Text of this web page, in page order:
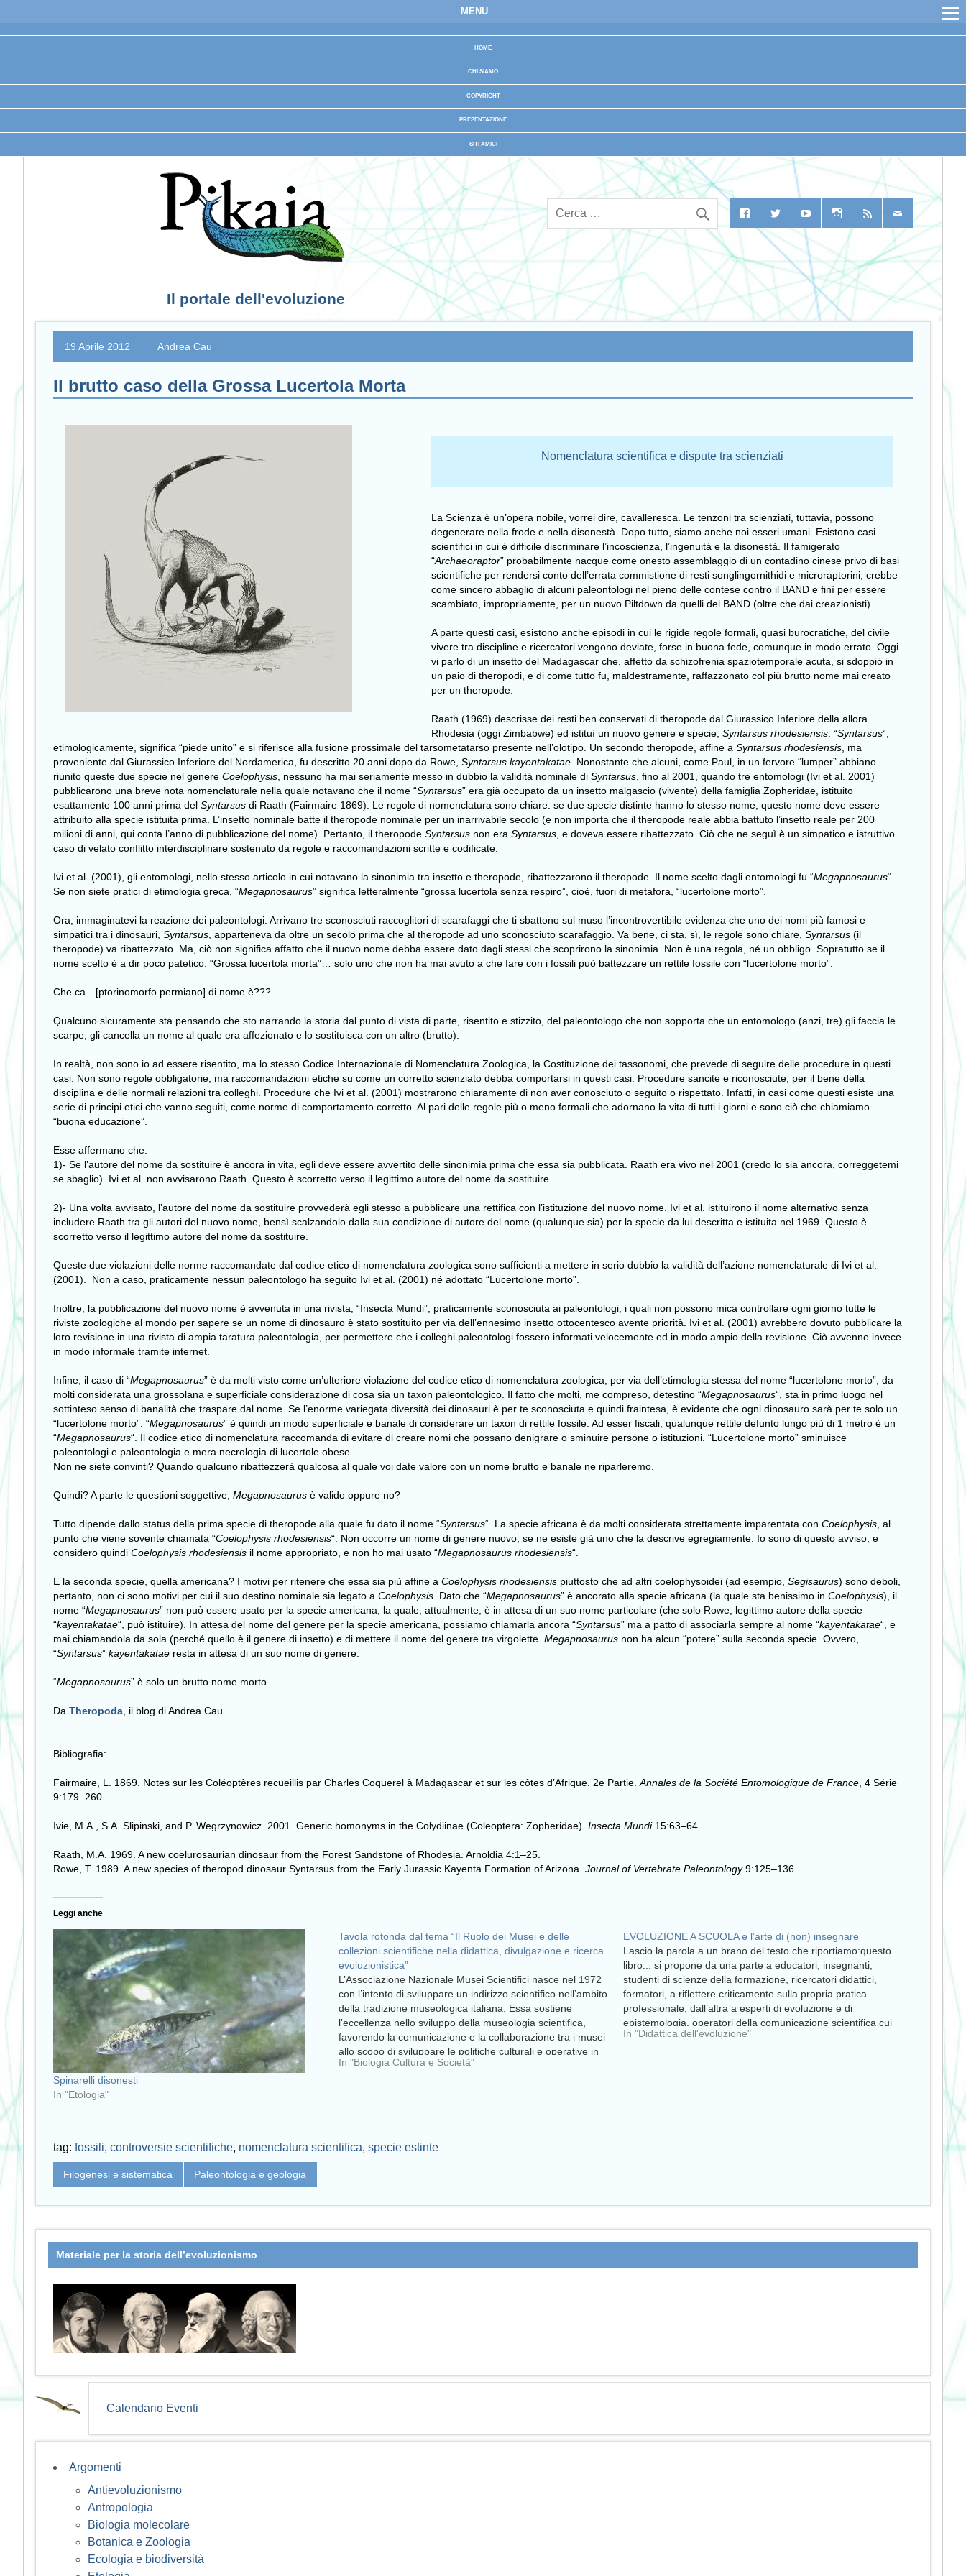
MENU
HOME
CHI SIAMO
COPYRIGHT
PRESENTAZIONE
SITI AMICI
Il portale dell'evoluzione
19 Aprile 2012 Andrea Cau
Il brutto caso della Grossa Lucertola Morta
Nomenclatura scientifica e dispute tra scienziati
La Scienza è un’opera nobile, vorrei dire, cavalleresca. Le tenzoni tra scienziati, tuttavia, possono
degenerare nella frode e nella disonestà. Dopo tutto, siamo anche noi esseri umani. Esistono casi
scientifici in cui è difficile discriminare l’incoscienza, l’ingenuità e la disonestà. Il famigerato
“Archaeoraptor” probabilmente nacque come onesto assemblaggio di un contadino cinese privo di basi
scientifiche per rendersi conto dell’errata commistione di resti songlingornithidi e microraptorini, crebbe
come sincero abbaglio di alcuni paleontologi nel pieno delle contese contro il BAND e finì per essere
scambiato, impropriamente, per un nuovo Piltdown da quelli del BAND (oltre che dai creazionisti).
A parte questi casi, esistono anche episodi in cui le rigide regole formali, quasi burocratiche, del civile
vivere tra discipline e ricercatori vengono deviate, forse in buona fede, comunque in modo errato. Oggi
vi parlo di un insetto del Madagascar che, affetto da schizofrenia spaziotemporale acuta, si sdoppiò in
un paio di theropodi, e di come tutto fu, maldestramente, raffazzonato col più brutto nome mai creato
per un theropode.
Raath (1969) descrisse dei resti ben conservati di theropode dal Giurassico Inferiore della allora
Rhodesia (oggi Zimbabwe) ed istituì un nuovo genere e specie,Syntarsus rhodesiensis . “Syntarsus“,
etimologicamente, significa “piede unito” e si riferisce alla fusione prossimale del tarsometatarso presente nell’olotipo. Un secondo theropode, affine a Syntarsus rhodesiensis , ma
proveniente dal Giurassico Inferiore del Nordamerica, fu descritto 20 anni dopo da Rowe, Syntarsus kayentakatae . Nonostante che alcuni, come Paul, in un fervore “lumper” abbiano
riunito queste due specie nel genere Coelophysis , nessuno ha mai seriamente messo in dubbio la validità nominale di Syntarsus , fino al 2001, quando tre entomologi (Ivi et al. 2001)
pubblicarono una breve nota nomenclaturale nella quale notavano che il nome “Syntarsus” era già occupato da un insetto malgascio (vivente) della famiglia Zopheridae, istituito
esattamente 100 anni prima del Syntarsus di Raath (Fairmaire 1869). Le regole di nomenclatura sono chiare: se due specie distinte hanno lo stesso nome, questo nome deve essere
attribuito alla specie istituita prima. L’insetto nominale batte il theropode nominale per un inarrivabile secolo (e non importa che il theropode reale abbia battuto l’insetto reale per 200
milioni di anni, qui conta l’anno di pubblicazione del nome). Pertanto, il theropode Syntarsus non era Syntarsus , e doveva essere ribattezzato. Ciò che ne seguì è un simpatico e istruttivo
caso di velato conflitto interdisciplinare sostenuto da regole e raccomandazioni scritte e codificate.
Ivi et al. (2001), gli entomologi, nello stesso articolo in cui notavano la sinonimia tra insetto e theropode, ribattezzarono il theropode. Il nome scelto dagli entomologi fu “Megapnosaurus“.
Se non siete pratici di etimologia greca, “Megapnosaurus” significa letteralmente “grossa lucertola senza respiro”, cioè, fuori di metafora, “lucertolone morto”.
Ora, immaginatevi la reazione dei paleontologi. Arrivano tre sconosciuti raccoglitori di scarafaggi che ti sbattono sul muso l’incontrovertibile evidenza che uno dei nomi più famosi e
simpatici tra i dinosauri, Syntarsus , apparteneva da oltre un secolo prima che al theropode ad uno sconosciuto scarafaggio. Va bene, ci sta, sì, le regole sono chiare, Syntarsus (il
theropode) va ribattezzato. Ma, ciò non significa affatto che il nuovo nome debba essere dato dagli stessi che scoprirono la sinonimia. Non è una regola, né un obbligo. Sopratutto se il
nome scelto è a dir poco patetico. “Grossa lucertola morta”… solo uno che non ha mai avuto a che fare con i fossili può battezzare un rettile fossile con “lucertolone morto”.
Che ca…[ptorinomorfo permiano] di nome è???
Qualcuno sicuramente sta pensando che sto narrando la storia dal punto di vista di parte, risentito e stizzito, del paleontologo che non sopporta che un entomologo (anzi, tre) gli faccia le
scarpe, gli cancella un nome al quale era affezionato e lo sostituisca con un altro (brutto).
In realtà, non sono io ad essere risentito, ma lo stesso Codice Internazionale di Nomenclatura Zoologica, la Costituzione dei tassonomi, che prevede di seguire delle procedure in questi
casi. Non sono regole obbligatorie, ma raccomandazioni etiche su come un corretto scienziato debba comportarsi in questi casi. Procedure sancite e riconosciute, per il bene della
disciplina e delle normali relazioni tra colleghi. Procedure che Ivi et al. (2001) mostrarono chiaramente di non aver conosciuto o seguito o rispettato. Infatti, in casi come questi esiste una
serie di principi etici che vanno seguiti, come norme di comportamento corretto. Al pari delle regole più o meno formali che adornano la vita di tutti i giorni e sono ciò che chiamiamo
“buona educazione”.
Esse affermano che:
1)- Se l’autore del nome da sostituire è ancora in vita, egli deve essere avvertito delle sinonimia prima che essa sia pubblicata. Raath era vivo nel 2001 (credo lo sia ancora, correggetemi
se sbaglio). Ivi et al. non avvisarono Raath. Questo è scorretto verso il legittimo autore del nome da sostituire.
2)- Una volta avvisato, l’autore del nome da sostituire provvederà egli stesso a pubblicare una rettifica con l’istituzione del nuovo nome. Ivi et al. istituirono il nome alternativo senza
includere Raath tra gli autori del nuovo nome, bensì scalzandolo dalla sua condizione di autore del nome (qualunque sia) per la specie da lui descritta e istituita nel 1969. Questo è
scorretto verso il legittimo autore del nome da sostituire.
Queste due violazioni delle norme raccomandate dal codice etico di nomenclatura zoologica sono sufficienti a mettere in serio dubbio la validità dell’azione nomenclaturale di Ivi et al.
(2001). Non a caso, praticamente nessun paleontologo ha seguito Ivi et al. (2001) né adottato “Lucertolone morto”.
Inoltre, la pubblicazione del nuovo nome è avvenuta in una rivista, “Insecta Mundi”, praticamente sconosciuta ai paleontologi, i quali non possono mica controllare ogni giorno tutte le
riviste zoologiche al mondo per sapere se un nome di dinosauro è stato sostituito per via dell’ennesimo insetto ottocentesco avente priorità. Ivi et al. (2001) avrebbero dovuto pubblicare la
loro revisione in una rivista di ampia taratura paleontologia, per permettere che i colleghi paleontologi fossero informati velocemente ed in modo ampio della revisione. Ciò avvenne invece
in modo informale tramite internet.
Infine, il caso di “Megapnosaurus” è da molti visto come un’ulteriore violazione del codice etico di nomenclatura zoologica, per via dell’etimologia stessa del nome “lucertolone morto”, da
molti considerata una grossolana e superficiale considerazione di cosa sia un taxon paleontologico. Il fatto che molti, me compreso, detestino “Megapnosaurus“, sta in primo luogo nel
sottinteso senso di banalità che traspare dal nome. Se l’enorme variegata diversità dei dinosauri è per te sconosciuta e quindi fraintesa, è evidente che ogni dinosauro sarà per te solo un
“lucertolone morto”. “Megapnosaurus” è quindi un modo superficiale e banale di considerare un taxon di rettile fossile. Ad esser fiscali, qualunque rettile defunto lungo più di 1 metro è un
“Megapnosaurus“. Il codice etico di nomenclatura raccomanda di evitare di creare nomi che possano denigrare o sminuire persone o istituzioni. “Lucertolone morto” sminuisce
paleontologi e paleontologia e mera necrologia di lucertole obese.
Non ne siete convinti? Quando qualcuno ribattezzerà qualcosa al quale voi date valore con un nome brutto e banale ne riparleremo.
Quindi? A parte le questioni soggettive, Megapnosaurus è valido oppure no?
Tutto dipende dallo status della prima specie di theropode alla quale fu dato il nome “Syntarsus“. La specie africana è da molti considerata strettamente imparentata con Coelophysis , al
punto che viene sovente chiamata “Coelophysis rhodesiensis“. Non occorre un nome di genere nuovo, se ne esiste già uno che la descrive egregiamente. Io sono di questo avviso, e
considero quindi Coelophysis rhodesiensis il nome appropriato, e non ho mai usato “Megapnosaurus rhodesiensis“.
E la seconda specie, quella americana? I motivi per ritenere che essa sia più affine a Coelophysis rhodesiensis piuttosto che ad altri coelophysoidei (ad esempio, Segisaurus) sono deboli,
pertanto, non ci sono motivi per cui il suo destino nominale sia legato a Coelophysis . Dato che “Megapnosaurus” è ancorato alla specie africana (la quale sta benissimo in Coelophysis), il
nome “Megapnosaurus” non può essere usato per la specie americana, la quale, attualmente, è in attesa di un suo nome particolare (che solo Rowe, legittimo autore della specie
“kayentakatae“, può istituire). In attesa del nome del genere per la specie americana, possiamo chiamarla ancora “Syntarsus” ma a patto di associarla sempre al nome “kayentakatae“, e
mai chiamandola da sola (perché quello è il genere di insetto) e di mettere il nome del genere tra virgolette. Megapnosaurus non ha alcun “potere” sulla seconda specie. Ovvero,
“Syntarsus” kayentakatae resta in attesa di un suo nome di genere.
“Megapnosaurus” è solo un brutto nome morto.
Da Theropoda , il blog di Andrea Cau
Bibliografia:
Fairmaire, L. 1869. Notes sur les Coléoptères recueillis par Charles Coquerel à Madagascar et sur les côtes d’Afrique. 2e Partie. Annales de la Société Entomologique de France , 4 Série
9:179–260.
Ivie, M.A., S.A. Slipinski, and P. Wegrzynowicz. 2001. Generic homonyms in the Colydiinae (Coleoptera: Zopheridae). Insecta Mundi15:63–64.
Raath, M.A. 1969. A new coelurosaurian dinosaur from the Forest Sandstone of Rhodesia. Arnoldia 4:1–25.
Rowe, T. 1989. A new species of theropod dinosaur Syntarsus from the Early Jurassic Kayenta Formation of Arizona. Journal of Vertebrate Paleontology9:125–136.
Leggi anche
Spinarelli disonesti
In "Etologia"
Tavola rotonda dal tema “Il Ruolo dei Musei e delle
collezioni scientifiche nella didattica, divulgazione e ricerca
evoluzionistica”
L’Associazione Nazionale Musei Scientifici nasce nel 1972
con l’intento di sviluppare un indirizzo scientifico nell’ambito
della tradizione museologica italiana. Essa sostiene
l’eccellenza nello sviluppo della museologia scientifica,
favorendo la comunicazione e la collaborazione tra i musei
allo scopo di sviluppare le politiche culturali e operative in
ambito istituzionale.La conservazione dei…
In "Biologia Cultura e Società"
EVOLUZIONE A SCUOLA e l’arte di (non) insegnare
Lascio la parola a un brano del testo che riportiamo:questo
libro... si propone da una parte a educatori, insegnanti,
studenti di scienze della formazione, ricercatori didattici,
formatori, a riflettere criticamente sulla propria pratica
professionale, dall’altra a esperti di evoluzione e di
epistemologia, operatori della comunicazione scientifica cui
sta a cuore…
In "Didattica dell'evoluzione"
tag: fossili, controversie scientifiche, nomenclatura scientifica, specie estinte
Filogenesi e sistematica Paleontologia e geologia
Materiale per la storia dell’evoluzionismo
Calendario Eventi
Argomenti
Antievoluzionismo
Antropologia
Biologia molecolare
Botanica e Zoologia
Ecologia e biodiversità